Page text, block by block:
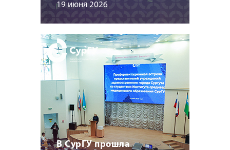
19 июня 2026
В СурГУ прошла